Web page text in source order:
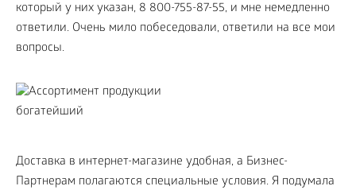
который у них указан, 8 800-755-87-55, и мне немедленно
ответили. Очень мило побеседовали, ответили на все мои
вопросы.
Доставка в интернет-магазине удобная, а Бизнес-
Партнерам полагаются специальные условия. Я подумала